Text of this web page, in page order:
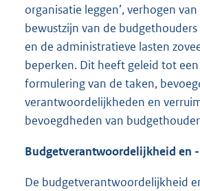
organisatie leggen’, verhogen
bewustzijn van de
en de administratieve lasten
beperken. Dit heeft geleid tot
formulering van de taken,
verantwoordelijkheden en
bevoegdheden van
Budgetverantwoordelijkheid en
De budgetverantwoordelijkheid